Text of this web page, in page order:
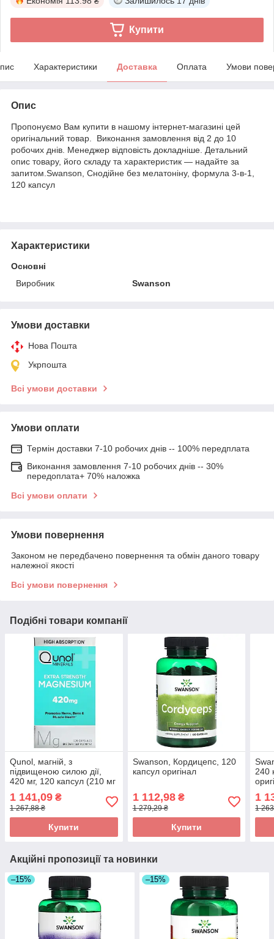
Купити
Характеристики Доставка Оплата Умови
Опис
Пропонуємо Вам купити в нашому інтернет-магазині цей
оригінальний товар. Виконання замовлення від 2 до 10
робочих днів. Менеджер відповість докладніше. Детальний
опис товару, його складу та характеристик — надайте за
запитом.Swanson, Снодійне без мелатоніну, формула 3-в-1,
120 капсул
Характеристики
Основні
Виробник
Swanson
Умови доставки
Нова Пошта
Укрпошта
Всі умови доставки
Умови оплати
Термін доставки 7-10 робочих днів -- 100% передплата
Виконання замовлення 7-10 робочих днів -- 30%
передоплата+ 70% наложка
Всі умови оплати
Умови повернення
Законом не передбачено повернення та обмін даного товару
належної якості
Всі умови повернення
Подібні товари компанії
Qunol, магній, з
підвищеною силою дії,
420 мг, 120 капсул (210 мг
в 1 капсулі) оригінал
1 141,09 ₴
1 267,88 ₴
Купити
Swanson, Кордицепс, 120
капсул оригінал
1 112,98₴
1 279,29 ₴
Купити
240
1
1
Акційні пропозиції та новинки
–15% –15%